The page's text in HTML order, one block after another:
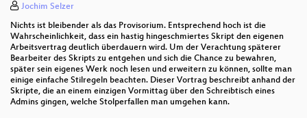
Jochim Selzer
Nichts ist bleibender als das Provisorium. Entsprechend hoch ist die
Wahrscheinlichkeit, dass ein hastig hingeschmiertes Skript den eigenen
Arbeitsvertrag deutlich überdauern wird. Um der Verachtung späterer
Bearbeiter des Skripts zu entgehen und sich die Chance zu bewahren,
später sein eigenes Werk noch lesen und erweitern zu können, sollte man
einige einfache Stilregeln beachten. Dieser Vortrag beschreibt anhand der
Skripte, die an einem einzigen Vormittag über den Schreibtisch eines
Admins gingen, welche Stolperfallen man umgehen kann.